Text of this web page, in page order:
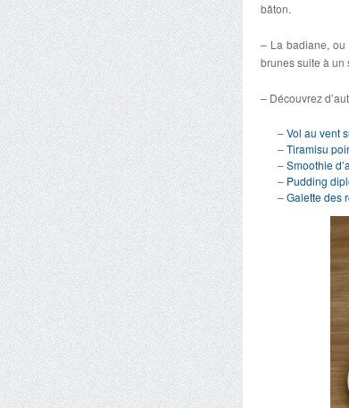
bâton.
– La badiane,
brunes suite à un
– Découvrez
–Vol au vent
–Tiramisu
–Smoothie
– Pudding
–Galette des